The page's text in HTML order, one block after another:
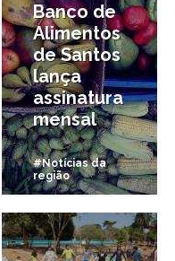
Banco de
Alimentos
de Santos
lança
assinatura
mensal
#Notícias da
região
27/07/2014